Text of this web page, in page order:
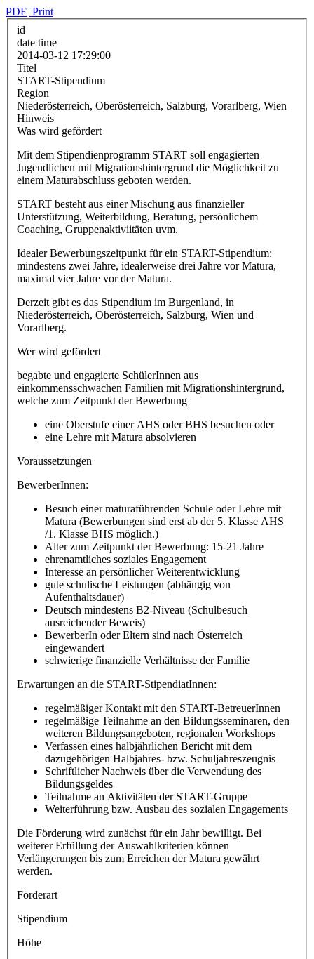
PDF Print
id
date time
2014-03-12 17:29:00
Titel
START-Stipendium
Region
Niederösterreich, Oberösterreich, Salzburg, Vorarlberg, Wien
Hinweis
Was wird gefördert
Mit dem Stipendienprogramm START soll engagierten
Jugendlichen mit Migrationshintergrund die Möglichkeit zu
einem Maturabschluss geboten werden.
START besteht aus einer Mischung aus finanzieller
Unterstützung, Weiterbildung, Beratung, persönlichem
Coaching, Gruppenaktiviitäten uvm.
Idealer Bewerbungszeitpunkt für ein START-Stipendium:
mindestens zwei Jahre, idealerweise drei Jahre vor Matura,
maximal vier Jahre vor der Matura.
Derzeit gibt es das Stipendium im Burgenland, in
Niederösterreich, Oberösterreich, Salzburg, Wien und
Vorarlberg.
Wer wird gefördert
begabte und engagierte SchülerInnen aus
einkommensschwachen Familien mit Migrationshintergrund,
welche zum Zeitpunkt der Bewerbung
eine Oberstufe einer AHS oder BHS besuchen oder
eine Lehre mit Matura absolvieren
Voraussetzungen
BewerberInnen:
Besuch einer maturaführenden Schule oder Lehre mit
Matura (Bewerbungen sind erst ab der 5. Klasse AHS
/1. Klasse BHS möglich.)
Alter zum Zeitpunkt der Bewerbung: 15-21 Jahre
ehrenamtliches soziales Engagement
Interesse an persönlicher Weiterentwicklung
gute schulische Leistungen (abhängig von
Aufenthaltsdauer)
Deutsch mindestens B2-Niveau (Schulbesuch
ausreichender Beweis)
BewerberIn oder Eltern sind nach Österreich
eingewandert
schwierige finanzielle Verhältnisse der Familie
Erwartungen an die START-StipendiatInnen:
regelmäßiger Kontakt mit den START-BetreuerInnen
regelmäßige Teilnahme an den Bildungsseminaren, den
weiteren Bildungsangeboten, regionalen Workshops
Verfassen eines halbjährlichen Bericht mit dem
dazugehörigen Halbjahres- bzw. Schuljahreszeugnis
Schriftlicher Nachweis über die Verwendung des
Bildungsgeldes
Teilnahme an Aktivitäten der START-Gruppe
Weiterführung bzw. Ausbau des sozialen Engagements
Die Förderung wird zunächst für ein Jahr bewilligt. Bei
weiterer Erfüllung der Auswahlkriterien können
Verlängerungen bis zum Erreichen der Matura gewährt
werden.
Förderart
Stipendium
Höhe